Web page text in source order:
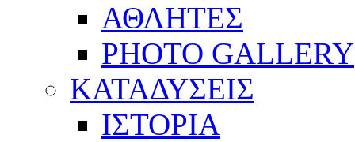
ΑΘΛΗΤΕΣ
PHOTO GALLERY
ΚΑΤΑΔΥΣΕΙΣ
ΙΣΤΟΡΙΑ